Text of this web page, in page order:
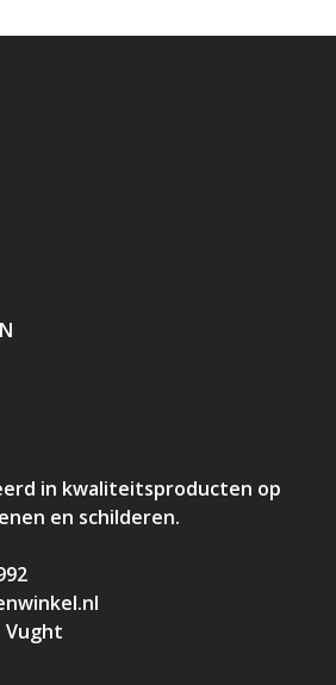
in kwaliteitsproducten op
en schilderen.
Vught